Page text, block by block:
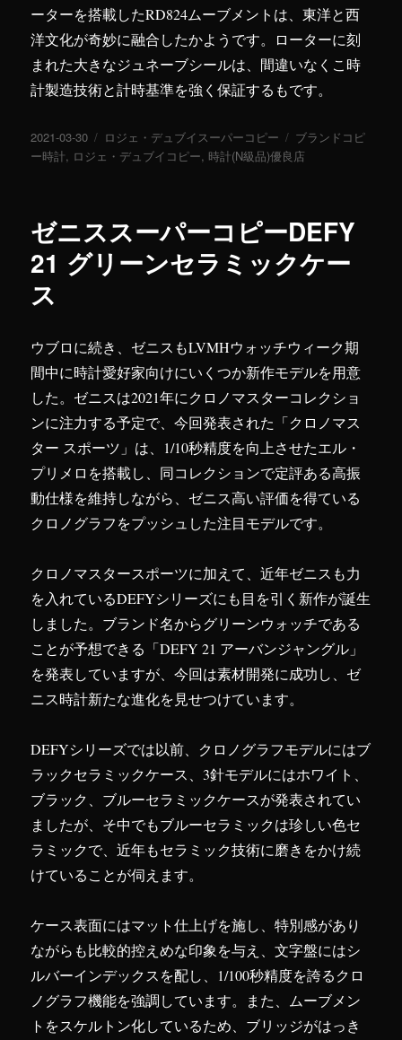
ーターを搭載したRD824ムーブメントは、東洋と西
洋文化が奇妙に融合したかようです。ローターに刻
まれた大きなジュネーブシールは、間違いなくこ時
計製造技術と計時基準を強く保証するもです。
投
稿
2021-03-30
カ
テ
ロジェ・デュブイスーパーコピー
タ
グ
ブランドコピ
ー時計, ロジェ・デュブイコピー, 時計(N級品)優良店
ゼニススーパーコピーDEFY
21 グリーンセラミックケー
ス
ウブロに続き、ゼニスもLVMHウォッチウィーク期
間中に時計愛好家向けにいくつか新作モデルを用意
した。ゼニスは2021年にクロノマスターコレクショ
ンに注力する予定で、今回発表された「クロノマス
ター スポーツ」は、1/10秒精度を向上させたエル・
プリメロを搭載し、同コレクションで定評ある高振
動仕様を維持しながら、ゼニス高い評価を得ている
クロノグラフをプッシュした注目モデルです。
クロノマスタースポーツに加えて、近年ゼニスも力
を入れているDEFYシリーズにも目を引く新作が誕生
しました。ブランド名からグリーンウォッチである
ことが予想できる「DEFY 21 アーバンジャングル」
を発表していますが、今回は素材開発に成功し、ゼ
ニス時計新たな進化を見せつけています。
DEFYシリーズでは以前、クロノグラフモデルにはブ
ラックセラミックケース、3針モデルにはホワイト、
ブラック、ブルーセラミックケースが発表されてい
ましたが、そ中でもブルーセラミックは珍しい色セ
ラミックで、近年もセラミック技術に磨きをかけ続
けていることが伺えます。
ケース表面にはマット仕上げを施し、特別感があり
ながらも比較的控えめな印象を与え、文字盤にはシ
ルバーインデックスを配し、1/100秒精度を誇るクロ
ノグラフ機能を強調しています。また、ムーブメン
トをスケルトン化しているため、ブリッジがはっき